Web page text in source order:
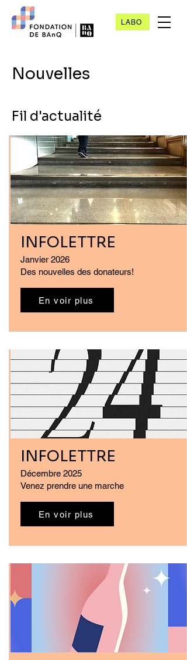
LABO
Nouvelles
Fil d'actualité
INFOLETTRE
Janvier 2026
Des nouvelles des donateurs!
En voir plus
INFOLETTRE
Décembre 2025
Venez prendre une marche
En voir plus